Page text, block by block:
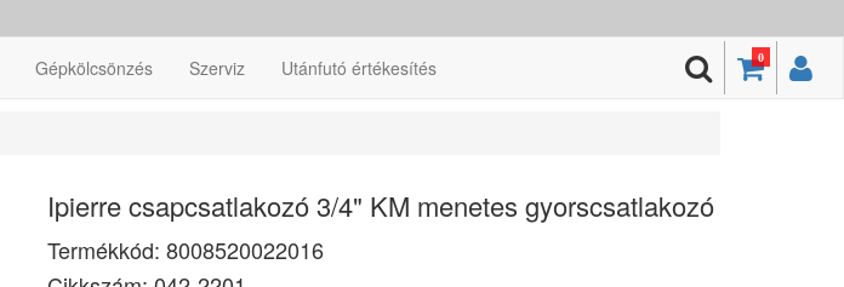
0
Gépkölcsönzés Szerviz Utánfutó értékesítés
Ipierre csapcsatlakozó 3/4" KM menetes gyorscsatlakozó
Termékkód: 8008520022016